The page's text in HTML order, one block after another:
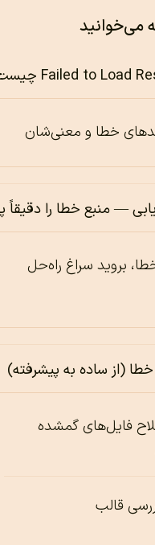
می‌خوانید
خطا و معنی‌شان
— منبع خطا را دقیقاً
بروید سراغ راه‌حل
(از ساده به پیشرفته)
اصلاح فایل‌های گمشده